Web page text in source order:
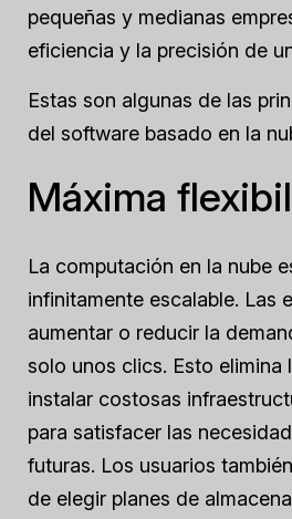
pequeñas y medianas
eficiencia y la precisión de
Estas son algunas de las
del software basado en la
Máxima
La computación en la nube
infinitamente escalable. Las
aumentar o reducir la
solo unos clics. Esto elimina
instalar costosas
para satisfacer las
futuras. Los usuarios
de elegir planes de